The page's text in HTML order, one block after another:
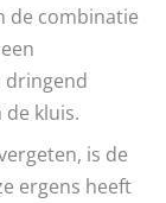
de combinatie
dringend
kluis.
is de
ergens heeft